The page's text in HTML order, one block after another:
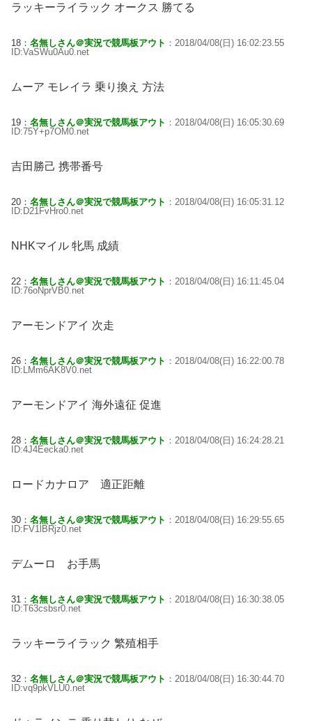
ラッキーライラック オークス 勝てる
18： 名無しさん＠実況で競馬板アウト ：2018/04/08(日) 16:02:23.55
ID:VaSWu0Au0.net
ムーア モレイラ 乗り換え 方法
19： 名無しさん＠実況で競馬板アウト ：2018/04/08(日) 16:05:30.69
ID:75Y+p7OM0.net
吉田勝己 携帯番号
20： 名無しさん＠実況で競馬板アウト ：2018/04/08(日) 16:05:31.12
ID:D21FvHro0.net
NHKマイル 牝馬 成績
22： 名無しさん＠実況で競馬板アウト ：2018/04/08(日) 16:11:45.04
ID:76oNprVB0.net
アーモンドアイ 次走
26： 名無しさん＠実況で競馬板アウト ：2018/04/08(日) 16:22:00.78
ID:LMm6AK8V0.net
アーモンドアイ 海外遠征 促進
28： 名無しさん＠実況で競馬板アウト ：2018/04/08(日) 16:24:28.21
ID:4J4Eecka0.net
ロードカナロア 適正距離
30： 名無しさん＠実況で競馬板アウト ：2018/04/08(日) 16:29:55.65
ID:FV1lBRjz0.net
デムーロ お手馬
31： 名無しさん＠実況で競馬板アウト ：2018/04/08(日) 16:30:38.05
ID:T63csbsr0.net
ラッキーライラック 繁殖相手
32： 名無しさん＠実況で競馬板アウト ：2018/04/08(日) 16:30:44.70
ID:vq9pkVLU0.net